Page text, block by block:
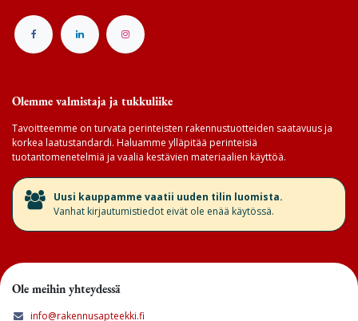
Olemme valmistaja ja tukkuliike
Tavoitteemme on turvata perinteisten rakennustuotteiden saatavuus ja
korkea laatustandardi. Haluamme ylläpitää perinteisiä
tuotantomenetelmiä ja vaalia kestävien materiaalien käyttöä.
​Uusi kauppamme vaatii uuden tilin luomista.
Vanhat kirjautumistiedot eivät ole enää käytössä.
Ole meihin yhteydessä
info@rakennusapteekki.fi